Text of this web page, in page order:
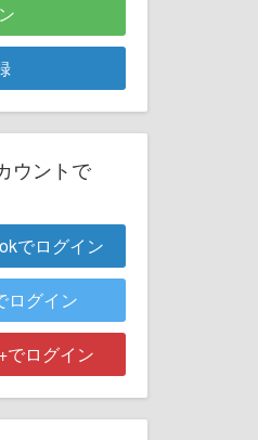
ウントで
でログイン
ログイン
でログイン